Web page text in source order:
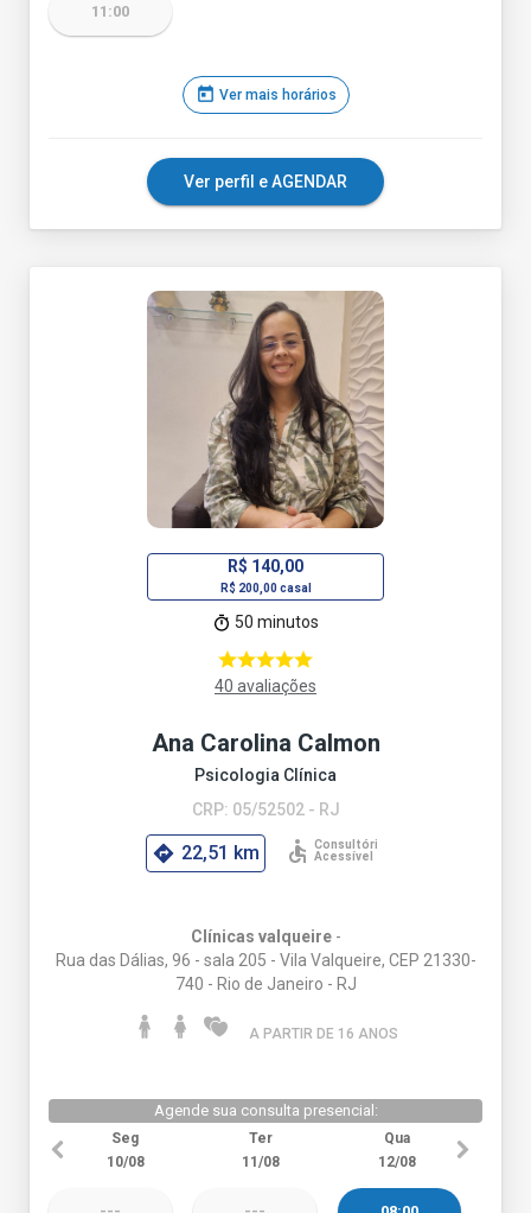
11:00
today Ver mais horários
Ver perfil e AGENDAR
R$ 140,00
R$ 200,00 casal
50 minutos
40 avaliações
Ana Carolina Calmon
Psicologia Clínica
CRP: 05/52502 - RJ
22,51 km
Clínicas valqueire-
Rua das Dálias, 96 - sala 205 - Vila Valqueire, CEP 21330-
740 - Rio de Janeiro - RJ
A PARTIR DE 16 ANOS
Agende sua consulta presencial:
Seg
10/08
Ter
11/08
Qua
12/08